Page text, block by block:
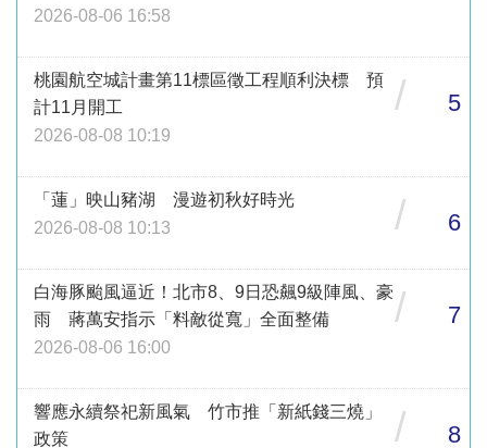
2026-08-06 16:58
桃園航空城計畫第11標區徵工程順利決標 預
計11月開工
2026-08-08 10:19
/ 5
「蓮」映山豬湖 漫遊初秋好時光
2026-08-08 10:13
/ 6
白海豚颱風逼近！北市8、9日恐飆9級陣風、豪
雨 蔣萬安指示「料敵從寬」全面整備
2026-08-06 16:00
/ 7
響應永續祭祀新風氣 竹市推「新紙錢三燒」
政策
/ 8